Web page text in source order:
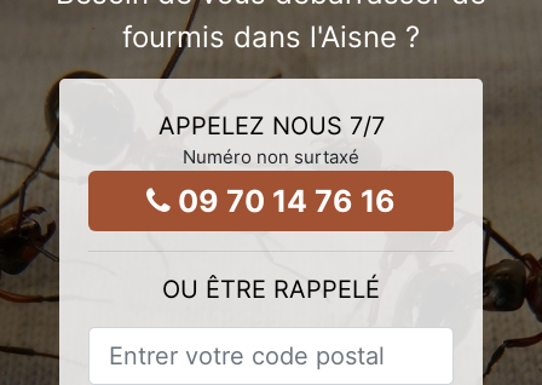
fourmis dans l'Aisne ?
APPELEZ NOUS 7/7
Numéro non surtaxé
09 70 14 76 16
OU ÊTRE RAPPELÉ